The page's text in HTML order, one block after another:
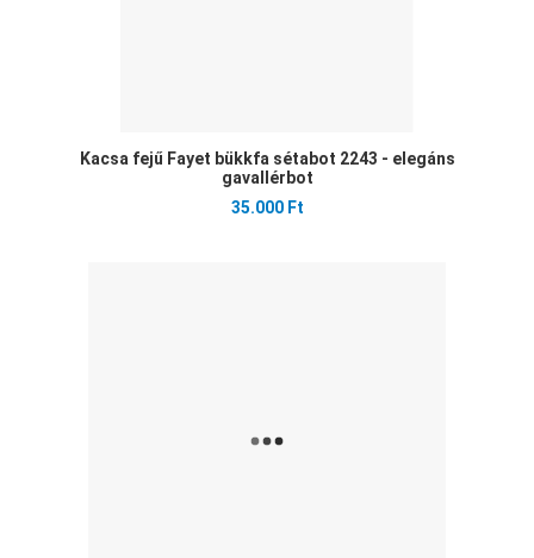
Kacsa fejű Fayet bükkfa sétabot 2243 - elegáns
gavallérbot
35.000 Ft